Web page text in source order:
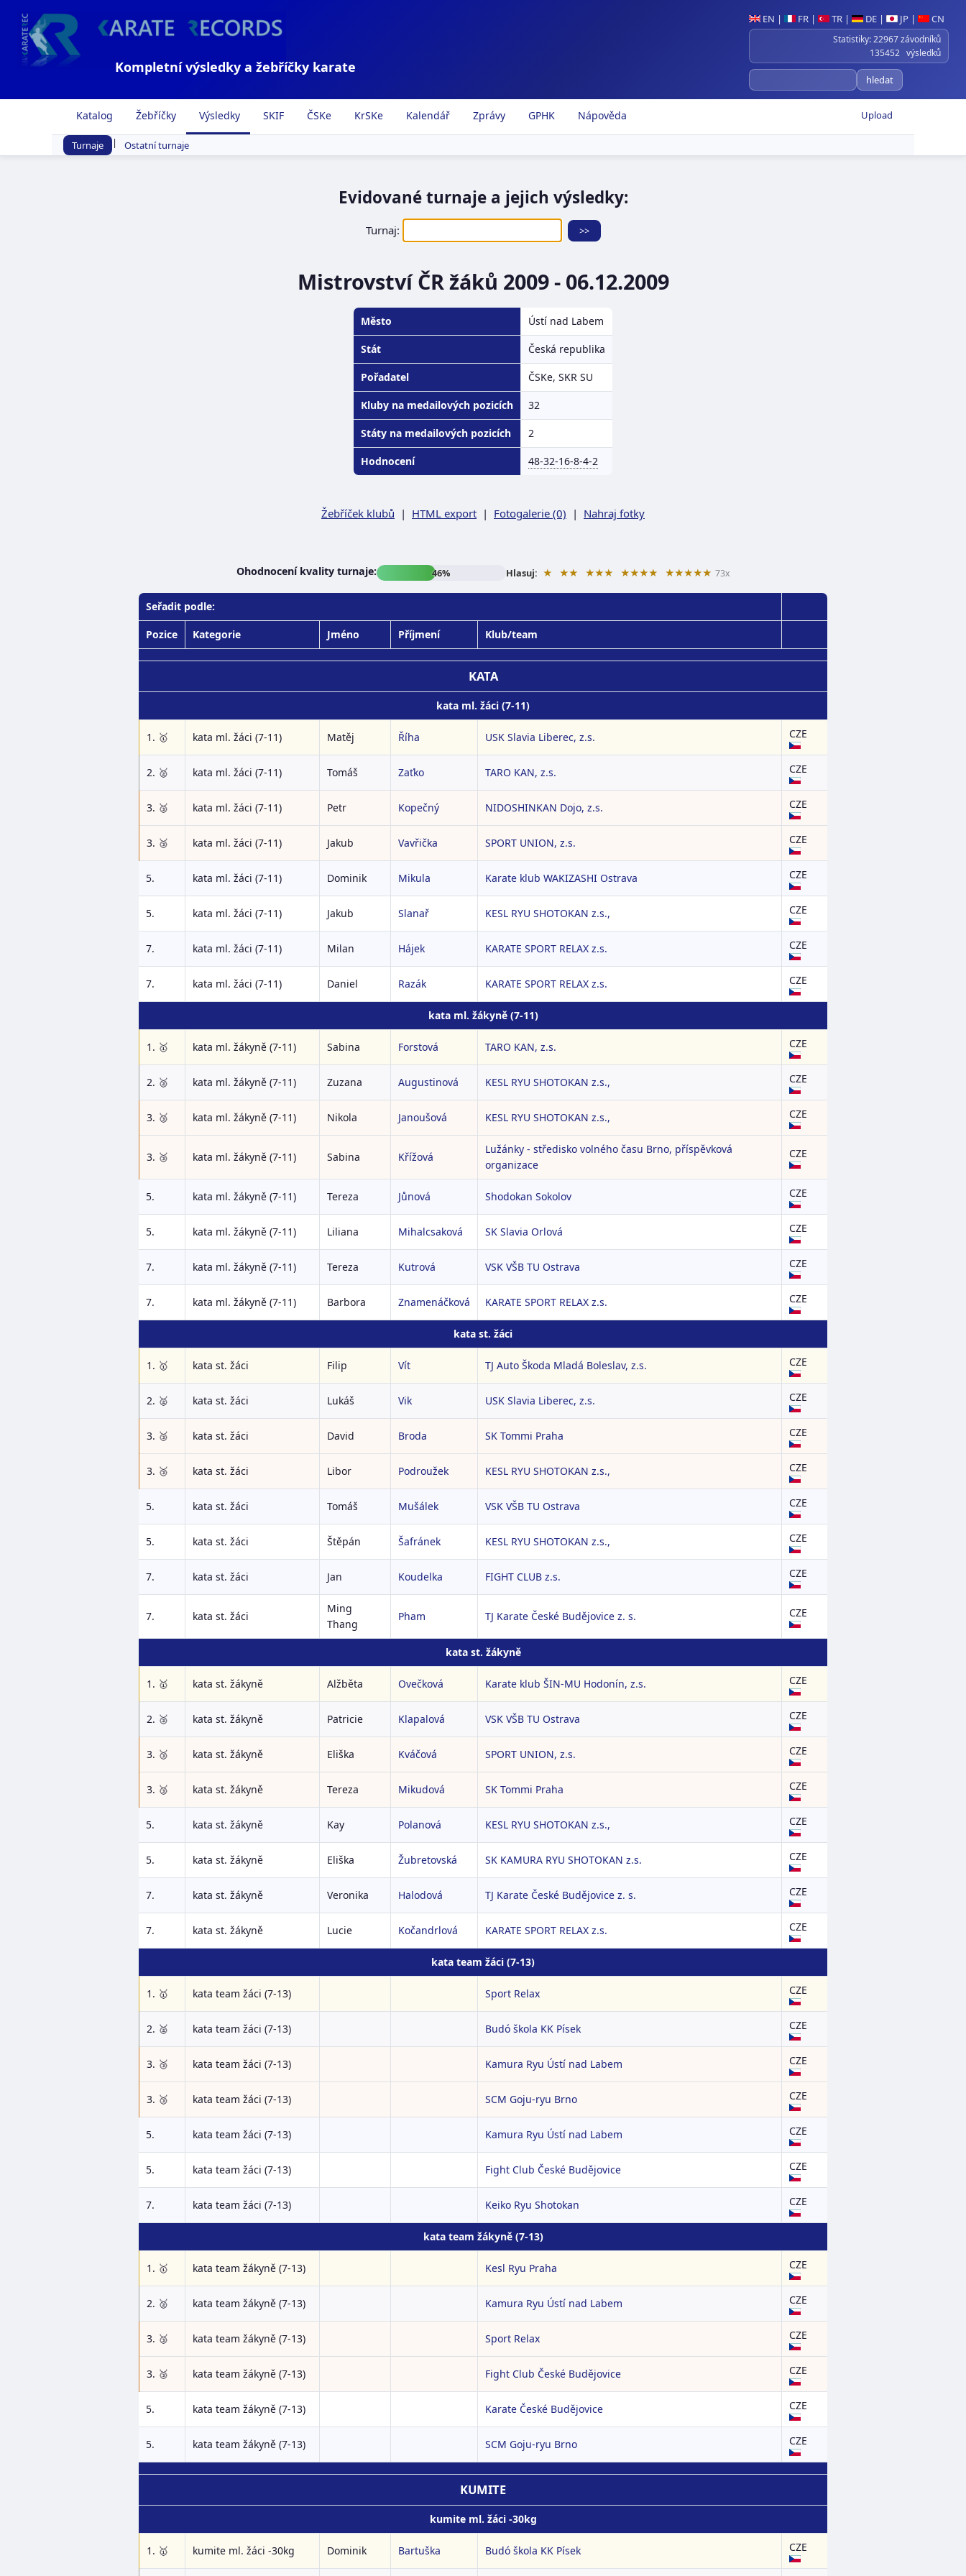
EN | FR | TR | DE | JP | CN
Statistiky: 22967 závodníků
135452 výsledků
Kompletní výsledky a žebříčky karate
Upload
Katalog Žebříčky Výsledky SKIF ČSKe KrSKe Kalendář Zprávy GPHK Nápověda
Turnaje | Ostatní turnaje
Evidované turnaje a jejich výsledky:
Turnaj:
Mistrovství ČR žáků 2009 - 06.12.2009
Město Ústí nad Labem
Stát Česká republika
Pořadatel ČSKe, SKR SU
Kluby na medailových pozicích 32
Státy na medailových pozicích 2
Hodnocení 48-32-16-8-4-2
Žebříček klubů | HTML export | Fotogalerie (0) | Nahraj fotky
Ohodnocení kvality turnaje: 46% Hlasuj: ★ ★★ ★★★ ★★★★ ★★★★★ 73x
Seřadit podle:
Pozice Kategorie Jméno Příjmení Klub/team
KATA
kata ml. žáci (7-11)
1. 🥇 kata ml. žáci (7-11) Matěj Říha USK Slavia Liberec, z.s. CZE
2. 🥈 kata ml. žáci (7-11) Tomáš Zaťko TARO KAN, z.s. CZE
3. 🥉 kata ml. žáci (7-11) Petr Kopečný NIDOSHINKAN Dojo, z.s. CZE
3. 🥉 kata ml. žáci (7-11) Jakub Vavřička SPORT UNION, z.s. CZE
5. kata ml. žáci (7-11) Dominik Mikula Karate klub WAKIZASHI Ostrava CZE
5. kata ml. žáci (7-11) Jakub Slanař KESL RYU SHOTOKAN z.s., CZE
7. kata ml. žáci (7-11) Milan Hájek KARATE SPORT RELAX z.s. CZE
7. kata ml. žáci (7-11) Daniel Razák KARATE SPORT RELAX z.s. CZE
kata ml. žákyně (7-11)
1. 🥇 kata ml. žákyně (7-11) Sabina Forstová TARO KAN, z.s. CZE
2. 🥈 kata ml. žákyně (7-11) Zuzana Augustinová KESL RYU SHOTOKAN z.s., CZE
3. 🥉 kata ml. žákyně (7-11) Nikola Janoušová KESL RYU SHOTOKAN z.s., CZE
3. 🥉 kata ml. žákyně (7-11) Sabina Křížová
Lužánky - středisko volného času Brno, příspěvková
organizace
CZE
5. kata ml. žákyně (7-11) Tereza Jůnová Shodokan Sokolov CZE
5. kata ml. žákyně (7-11) Liliana Mihalcsaková SK Slavia Orlová CZE
7. kata ml. žákyně (7-11) Tereza Kutrová VSK VŠB TU Ostrava CZE
7. kata ml. žákyně (7-11) Barbora Znamenáčková KARATE SPORT RELAX z.s. CZE
kata st. žáci
1. 🥇 kata st. žáci Filip Vít TJ Auto Škoda Mladá Boleslav, z.s. CZE
2. 🥈 kata st. žáci Lukáš Vik USK Slavia Liberec, z.s. CZE
3. 🥉 kata st. žáci David Broda SK Tommi Praha CZE
3. 🥉 kata st. žáci Libor Podroužek KESL RYU SHOTOKAN z.s., CZE
5. kata st. žáci Tomáš Mušálek VSK VŠB TU Ostrava CZE
5. kata st. žáci Štěpán Šafránek KESL RYU SHOTOKAN z.s., CZE
7. kata st. žáci Jan Koudelka FIGHT CLUB z.s. CZE
7. kata st. žáci
Ming
Thang
Pham TJ Karate České Budějovice z. s. CZE
kata st. žákyně
1. 🥇 kata st. žákyně Alžběta Ovečková Karate klub ŠIN-MU Hodonín, z.s. CZE
2. 🥈 kata st. žákyně Patricie Klapalová VSK VŠB TU Ostrava CZE
3. 🥉 kata st. žákyně Eliška Kváčová SPORT UNION, z.s. CZE
3. 🥉 kata st. žákyně Tereza Mikudová SK Tommi Praha CZE
5. kata st. žákyně Kay Polanová KESL RYU SHOTOKAN z.s., CZE
5. kata st. žákyně Eliška Žubretovská SK KAMURA RYU SHOTOKAN z.s. CZE
7. kata st. žákyně Veronika Halodová TJ Karate České Budějovice z. s. CZE
7. kata st. žákyně Lucie Kočandrlová KARATE SPORT RELAX z.s. CZE
kata team žáci (7-13)
1. 🥇 kata team žáci (7-13) Sport Relax CZE
2. 🥈 kata team žáci (7-13) Budó škola KK Písek CZE
3. 🥉 kata team žáci (7-13) Kamura Ryu Ústí nad Labem CZE
3. 🥉 kata team žáci (7-13) SCM Goju-ryu Brno CZE
5. kata team žáci (7-13) Kamura Ryu Ústí nad Labem CZE
5. kata team žáci (7-13) Fight Club České Budějovice CZE
7. kata team žáci (7-13) Keiko Ryu Shotokan CZE
kata team žákyně (7-13)
1. 🥇 kata team žákyně (7-13) Kesl Ryu Praha CZE
2. 🥈 kata team žákyně (7-13) Kamura Ryu Ústí nad Labem CZE
3. 🥉 kata team žákyně (7-13) Sport Relax CZE
3. 🥉 kata team žákyně (7-13) Fight Club České Budějovice CZE
5. kata team žákyně (7-13) Karate České Budějovice CZE
5. kata team žákyně (7-13) SCM Goju-ryu Brno CZE
KUMITE
kumite ml. žáci -30kg
1. 🥇 kumite ml. žáci -30kg Dominik Bartuška Budó škola KK Písek CZE